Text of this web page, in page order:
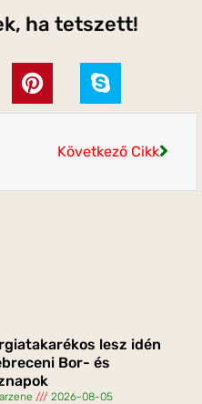
ha tetszett!
Következő Cikk
lesz idén
Bor- és
2026-08-05